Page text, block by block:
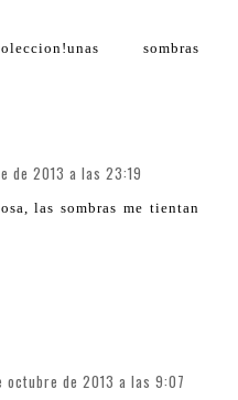
sombras
de 2013 a las 23:19
las sombras me tientan
octubre de 2013 a las 9:07